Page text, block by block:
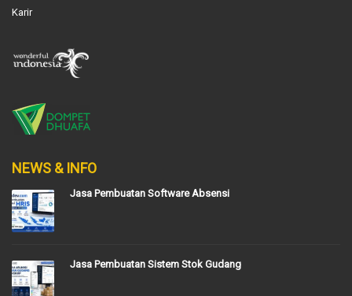
Karir
NEWS & INFO
Jasa Pembuatan Software Absensi
Jasa Pembuatan Sistem Stok Gudang